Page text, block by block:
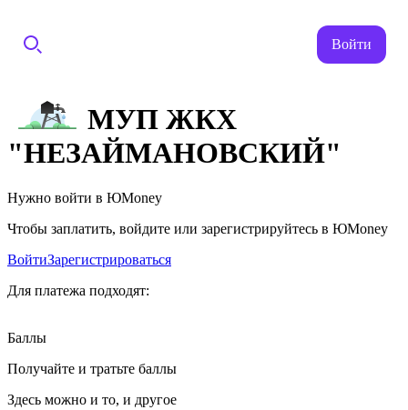
Войти
МУП ЖКХ
"НЕЗАЙМАНОВСКИЙ"
Нужно войти в ЮMoney
Чтобы заплатить, войдите или зарегистрируйтесь в ЮMoney
ВойтиЗарегистрироваться
Для платежа подходят:
Баллы
Получайте и тратьте баллы
Здесь можно и то, и другое